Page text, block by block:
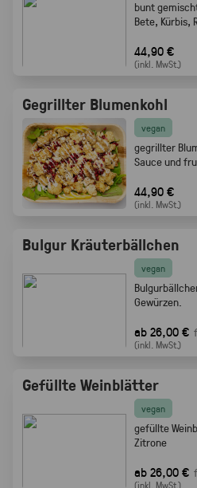
bunt
Bete, Kürbis,
44,90 €
(inkl. MwSt.)
Gegrillter Blumenkohl
vegan
gegrillter
Sauce und
44,90 €
(inkl. MwSt.)
Bulgur Kräuterbällchen
vegan
Gewürzen.
ab 26,00 €
(inkl. MwSt.)
Gefüllte Weinblätter
vegan
gefüllte
Zitrone
ab 26,00 €
(inkl. MwSt.)